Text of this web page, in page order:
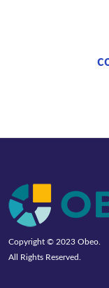
Copyright © 2023 Obeo
All Rights Reserved.